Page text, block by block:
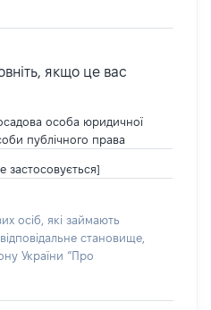
якщо це вас
особа юридичної
публічного права
застосовується]
осіб, які займають
становище,
України “Про